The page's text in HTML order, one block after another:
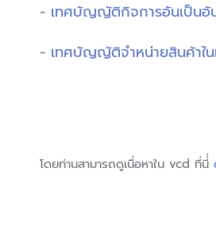
- เทศบัญญัติกิจการอันเป็นอั
- เทศบัญญัติจำหน่ายสินค้าใ
โดยท่านสามารถดูเนื่อหาใน vcd ที่นี่่